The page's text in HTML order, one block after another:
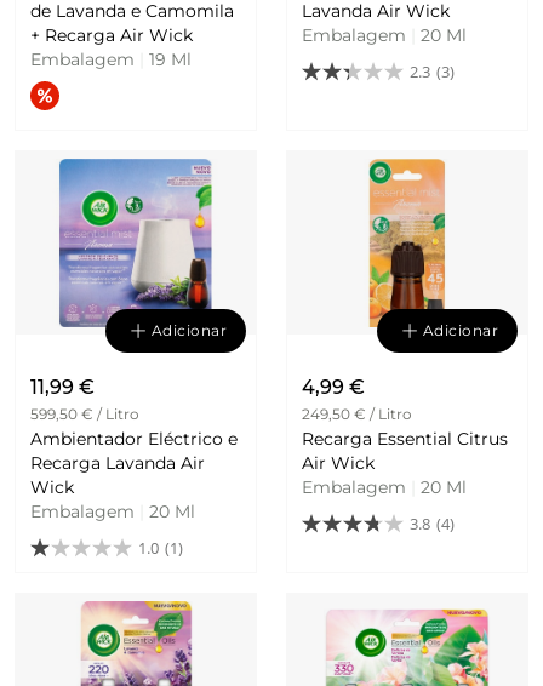
de Lavanda e Camomila
+ Recarga Air Wick
Embalagem
19 Ml
Lavanda Air Wick
Embalagem
20 Ml
2.3 (3)
Adicionar
11,99 €
599,50 € / Litro
Ambientador Eléctrico e
Recarga Lavanda Air
Wick
Embalagem
20 Ml
1.0 (1)
Adicionar
4,99 €
249,50 € / Litro
Recarga Essential Citrus
Air Wick
Embalagem
20 Ml
3.8 (4)